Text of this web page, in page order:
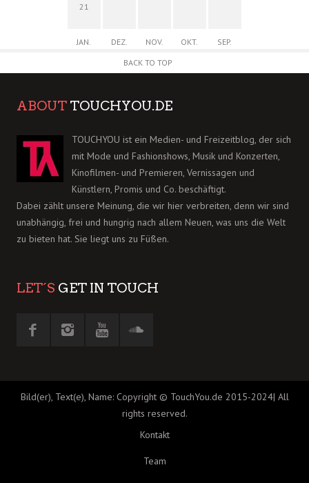
21
JAN. DEZ. NOV. OKT.
SEP.
BACK TO TOP
ABOUT TOUCHYOU.DE
TOUCHYOU ist ein Medien- und Freizeitblog, der sich
mit Mode und Fashionshows, Musik und Konzerten,
Kinofilmen- und Premieren, Vernissagen und
Künstlern, Promis und Co. beschäftigt.
Dabei zählt unsere Meinung, die wir hier verbreiten, denn wir sind
unabhängig, frei und hungrig nach allem Neuen, was uns die Welt
zu bieten hat. Sie liegt uns zu Füßen.
LET´S GET IN TOUCH
Bild(er), Text(e), Name: Copyright © TouchYou.de 2015-2024| All
rights reserved.
Kontakt
Team